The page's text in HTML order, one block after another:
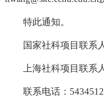
特此通知。
国家社科项目联系
上海社科项目联系
联系电话：